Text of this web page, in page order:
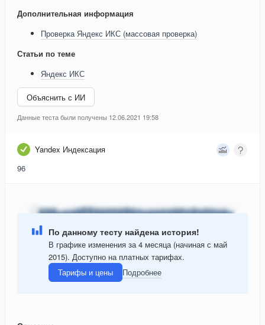
Дополнительная информация
Проверка Яндекс ИКС (массовая проверка)
Статьи по теме
Яндекс ИКС
Объяснить с ИИ
Данные теста были получены 12.06.2021 19:58
Yandex Индексация
96
По данному тесту найдена история!
В графике изменения за 4 месяца (начиная с май
2015). Доступно на платных тарифах.
Тарифы и цены
Подробнее